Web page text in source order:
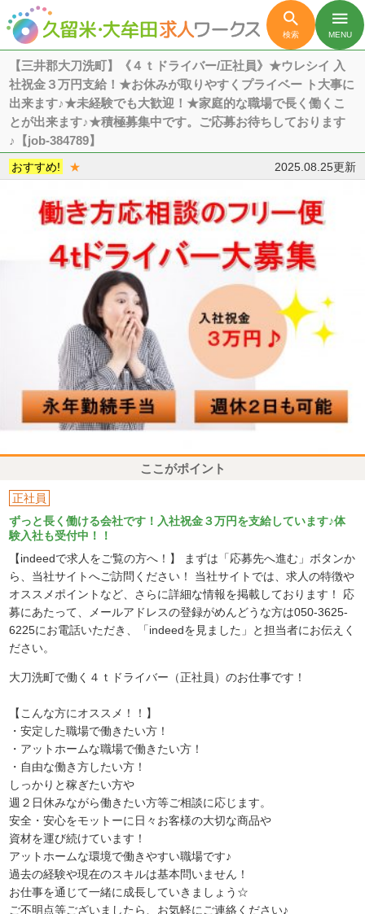

検索
menu
MENU
【三井郡大刀洗町】《４ｔドライバー/正社員》★ウレシイ 入
社祝金３万円支給！★お休みが取りやすくプライベー ト大事に
出来ます♪★未経験でも大歓迎！★家庭的な職場で長く働くこ
とが出来ます♪★積極募集中です。ご応募お待ちしております
♪【job-384789】
おすすめ! ★ 2025.08.25更新
ここがポイント
正社員
ずっと長く働ける会社です！入社祝金３万円を支給しています♪体
験入社も受付中！！
【indeedで求人をご覧の方へ！】 まずは「応募先へ進む」ボタンか
ら、当社サイトへご訪問ください！ 当社サイトでは、求人の特徴や
オススメポイントなど、さらに詳細な情報を掲載しております！ 応
募にあたって、メールアドレスの登録がめんどうな方は050-3625-
6225にお電話いただき、「indeedを見ました」と担当者にお伝えく
ださい。
大刀洗町で働く４ｔドライバー（正社員）のお仕事です！
【こんな方にオススメ！！】
・安定した職場で働きたい方！
・アットホームな職場で働きたい方！
・自由な働き方したい方！
しっかりと稼ぎたい方や
週２日休みながら働きたい方等ご相談に応じます。
安全・安心をモットーに日々お客様の大切な商品や
資材を運び続けています！
アットホームな環境で働きやすい職場です♪
過去の経験や現在のスキルは基本問いません！
お仕事を通じて一緒に成長していきましょう☆
ご不明点等ございましたら、お気軽にご連絡ください♪